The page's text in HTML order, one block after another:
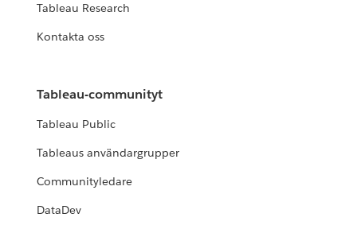
Tableau Research
Kontakta oss
Tableau-communityt
Tableau Public
Tableaus användargrupper
Communityledare
DataDev